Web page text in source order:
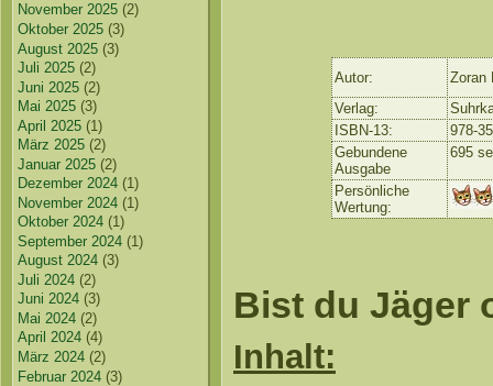
November 2025 (2)
Oktober 2025 (3)
August 2025 (3)
Juli 2025 (2)
Juni 2025 (2)
Mai 2025 (3)
April 2025 (1)
März 2025 (2)
Januar 2025 (2)
Dezember 2024 (1)
November 2024 (1)
Oktober 2024 (1)
September 2024 (1)
August 2024 (3)
Juli 2024 (2)
Juni 2024 (3)
Mai 2024 (2)
April 2024 (4)
März 2024 (2)
Februar 2024 (3)
Autor:
Zoran
Verlag:
ISBN-13:
978-
Gebundene
Ausgabe
695
Persönliche
Wertung:
Bist du Jäger
Inhalt: